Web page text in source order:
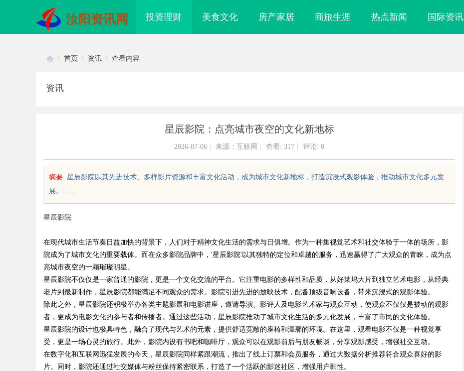
汝阳资讯网 投资理财 美食文化 房产家居 商旅生涯 热点新闻 国际资讯
uz
首页 资讯 查看内容
资讯
星辰影院：点亮城市夜空的文化新地标
2026-07-06 来源：互联网 查看: 317 评论: 0
摘要: 星辰影院以其先进技术、多样影片资源和丰富文化活动，成为城市文化新地标，打造沉浸式观影体验，推动城市文化多元发
展。......
星辰影院
在现代城市生活节奏日益加快的背景下，人们对于精神文化生活的需求与日俱增。作为一种集视觉艺术和社交体验于一体的场所，影
院成为了城市文化的重要载体。而在众多影院品牌中，'星辰影院'以其独特的定位和卓越的服务，迅速赢得了广大观众的青睐，成为点
亮城市夜空的一颗璀璨明星。
星辰影院不仅仅是一家普通的影院，更是一个文化交流的平台。它注重电影的多样性和品质，从好莱坞大片到独立艺术电影，从经典
老片到最新制作，星辰影院都能满足不同观众的需求。影院引进先进的放映技术，配备顶级音响设备，带来沉浸式的观影体验。
除此之外，星辰影院还积极举办各类主题影展和电影讲座，邀请导演、影评人及电影艺术家与观众互动，使观众不仅仅是被动的观影
者，更成为电影文化的参与者和传播者。通过这些活动，星辰影院推动了城市文化生活的多元化发展，丰富了市民的文化体验。
星辰影院的设计也极具特色，融合了现代与艺术的元素，提供舒适宽敞的座椅和温馨的环境。在这里，观看电影不仅是一种视觉享
受，更是一场心灵的旅行。此外，影院内设有书吧和咖啡厅，观众可以在观影前后与朋友畅谈，分享观影感受，增强社交互动。
在数字化和互联网迅猛发展的今天，星辰影院同样紧跟潮流，推出了线上订票和会员服务，通过大数据分析推荐符合观众喜好的影
片。同时，影院还通过社交媒体与粉丝保持紧密联系，打造了一个活跃的影迷社区，增强用户黏性。
武汉配眼镜 上海配眼镜
与优势